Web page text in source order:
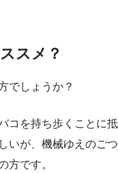
スメ？
でしょうか？
コを持ち歩くことに抵
いが、機械ゆえのごつ
方です。